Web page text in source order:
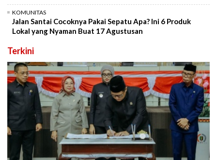
KOMUNITAS
Jalan Santai Cocoknya Pakai Sepatu Apa? Ini 6 Produk
Lokal yang Nyaman Buat 17 Agustusan
Terkini